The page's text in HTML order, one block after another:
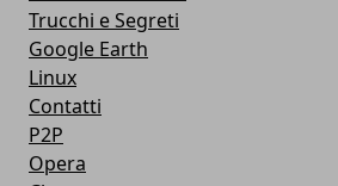
Trucchi e Segreti
Google Earth
Linux
Contatti
P2P
Opera